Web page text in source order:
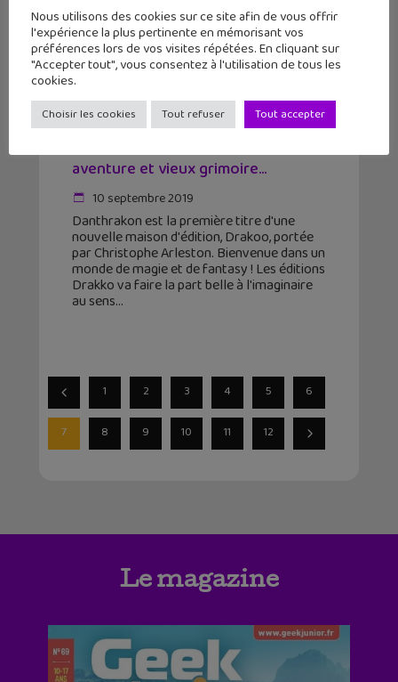
Sortie BD : Danthrakon (T1), « Le
aventure et vieux grimoire...
10 septembre 2019
Danthrakon est la première titre d'une
nouvelle maison d'édition, Drakoo, portée
par Christophe Arleston. Bienvenue dans un
monde de magie et de fantasy ! Les éditions
Drakko va faire la part belle à l'imaginaire
au sens
1 2 3 4 5 6
7 8 9 10 11 12
Le magazine
Nous utilisons des cookies sur ce site afin de vous offrir
l'expérience la plus pertinente en mémorisant vos
préférences lors de vos visites répétées. En cliquant sur
"Accepter tout", vous consentez à l'utilisation de tous les
cookies.
Choisir les cookies Tout refuser Tout accepter